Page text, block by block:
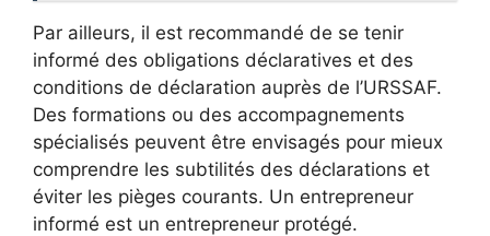
Par ailleurs, il est recommandé de se tenir
informé des obligations déclaratives et des
conditions de déclaration auprès de l’URSSAF.
Des formations ou des accompagnements
spécialisés peuvent être envisagés pour mieux
comprendre les subtilités des déclarations et
éviter les pièges courants. Un entrepreneur
informé est un entrepreneur protégé.